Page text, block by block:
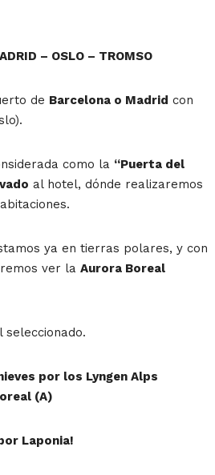
– OSLO – TROMSO
de Barcelona o Madrid con
como la “Puerta del
al hotel, dónde realizaremos
ya en tierras polares, y con
ver la Aurora Boreal
seleccionado.
por los Lyngen Alps
(A)
Laponia!